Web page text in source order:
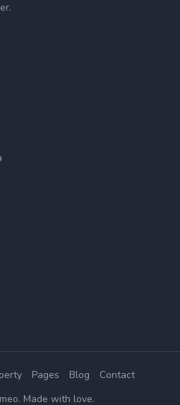
Pages Blog
Contact
Made with love.